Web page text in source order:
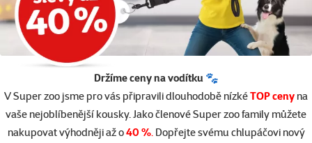
Držíme ceny na vodítku 🐾
V Super zoo jsme pro vás připravili dlouhodobě nízkéTOP ceny na
vaše nejoblíbenější kousky. Jako členové Super zoo family můžete
nakupovat výhodněji až o40 %.Dopřejte svému chlupáčovi nový